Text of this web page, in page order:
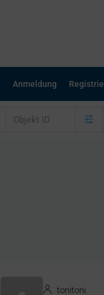
Anmeldung
tonitoni